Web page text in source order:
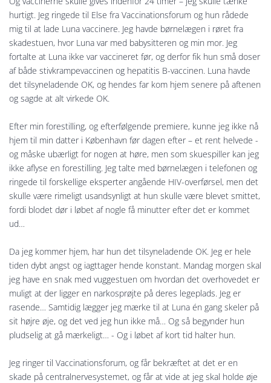
hurtigt. Jeg ringede til Else fra Vaccinationsforum og hun rådede
mig til at lade Luna vaccinere. Jeg havde børnelægen i røret fra
skadestuen, hvor Luna var med babysitteren og min mor. Jeg
fortalte at Luna ikke var vaccineret før, og derfor fik hun små doser
af både stivkrampevaccinen og hepatitis B-vaccinen. Luna havde
det tilsyneladende OK, og hendes far kom hjem senere på aftenen
og sagde at alt virkede OK.
Efter min forestilling, og efterfølgende premiere, kunne jeg ikke nå
hjem til min datter i København før dagen efter – et rent helvede -
og måske ubærligt for nogen at høre, men som skuespiller kan jeg
ikke aflyse en forestilling. Jeg talte med børnelægen i telefonen og
ringede til forskellige eksperter angående HIV-overførsel, men det
skulle være rimeligt usandsynligt at hun skulle være blevet smittet,
fordi blodet dør i løbet af nogle få minutter efter det er kommet
ud…
Da jeg kommer hjem, har hun det tilsyneladende OK. Jeg er hele
tiden dybt angst og iagttager hende konstant. Mandag morgen skal
jeg have en snak med vuggestuen om hvordan det overhovedet er
muligt at der ligger en narkosprøjte på deres legeplads. Jeg er
rasende… Samtidig lægger jeg mærke til at Luna én gang skeler på
sit højre øje, og det ved jeg hun ikke må… Og så begynder hun
pludselig at gå mærkeligt… - Og i løbet af kort tid halter hun.
Jeg ringer til Vaccinationsforum, og får bekræftet at det er en
skade på centralnervesystemet, og får at vide at jeg skal holde øje